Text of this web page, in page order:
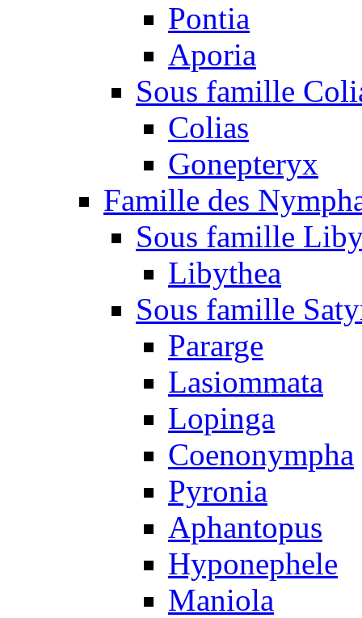
Pontia
Aporia
Sous famille
Colias
Gonepteryx
Famille des
Sous famille
Libythea
Sous famille
Pararge
Lasiommata
Lopinga
Coenonympha
Pyronia
Aphantopus
Hyponephele
Maniola